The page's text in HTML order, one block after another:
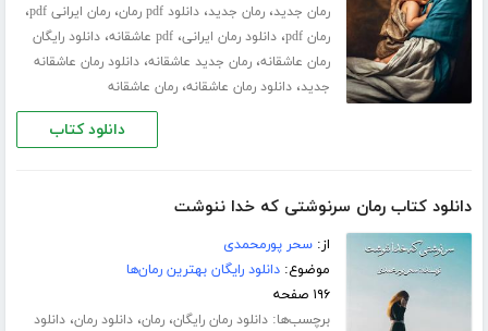
رمان جدید،رمان جدید،دانلود pdf رمان ،رمان ایرانی pdf ،
رمان pdf ،دانلود رمان ایرانی،pdf عاشقانه ،دانلود رایگان
رمان عاشقانه،رمان جدید عاشقانه،دانلود رمان عاشقانه
جدید،دانلود رمان عاشقانه،رمان عاشقانه
دانلود کتاب
دانلود کتاب رمان سرنوشتی که خدا ننوشت
از:سحر پورمحمدی
موضوع:دانلود رایگان بهترین رمان‌ها
۱۹۶ صفحه
برچسب‌ها:دانلود رمان رایگان،رمان،دانلود رمان،دانلود